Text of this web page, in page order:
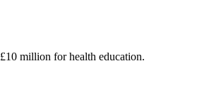
£10 million for health education.